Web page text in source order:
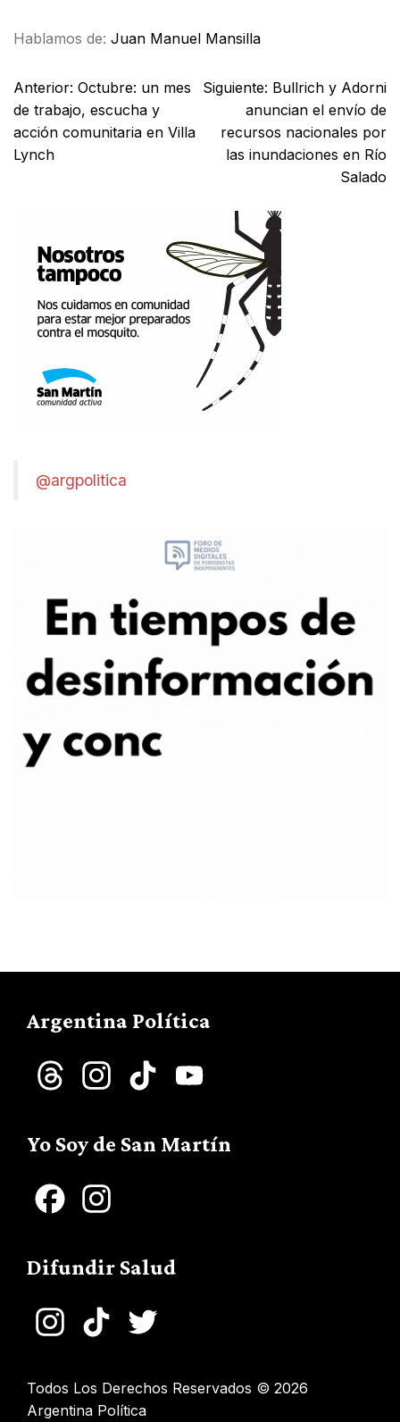
Hablamos de: Juan Manuel Mansilla
Anterior: Octubre: un mes
de trabajo, escucha y
acción comunitaria en Villa
Lynch
Siguiente: Bullrich y Adorni
anuncian el envío de
recursos nacionales por
las inundaciones en Río
Salado
@argpolitica
Argentina Política
Threads InstagramTikTok
Yo Soy de San Martín
Facebook
Difundir Salud
InstagramTikTok
Todos Los Derechos Reservados © 2026
Argentina Política